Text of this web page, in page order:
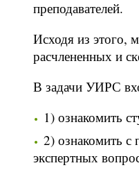
преподавателей.
Исходя из этого,
расчлененных и
В задачи УИРС
1) ознакомить
2) ознакомить с
экспертных